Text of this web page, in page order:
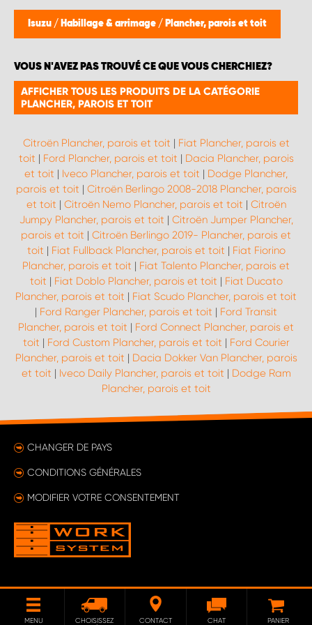
Isuzu / Habillage & arrimage / Plancher, parois et toit
VOUS N'AVEZ PAS TROUVÉ CE QUE VOUS CHERCHIEZ?
AFFICHER TOUS LES PRODUITS DE LA CATÉGORIE
PLANCHER, PAROIS ET TOIT
Citroën Plancher, parois et toit | Fiat Plancher, parois et
toit | Ford Plancher, parois et toit | Dacia Plancher, parois
et toit | Iveco Plancher, parois et toit | Dodge Plancher,
parois et toit | Citroën Berlingo 2008-2018 Plancher, parois
et toit | Citroën Nemo Plancher, parois et toit | Citroën
Jumpy Plancher, parois et toit | Citroën Jumper Plancher,
parois et toit | Citroën Berlingo 2019- Plancher, parois et
toit | Fiat Fullback Plancher, parois et toit | Fiat Fiorino
Plancher, parois et toit | Fiat Talento Plancher, parois et
toit | Fiat Doblo Plancher, parois et toit | Fiat Ducato
Plancher, parois et toit | Fiat Scudo Plancher, parois et toit
| Ford Ranger Plancher, parois et toit | Ford Transit
Plancher, parois et toit | Ford Connect Plancher, parois et
toit | Ford Custom Plancher, parois et toit | Ford Courier
Plancher, parois et toit | Dacia Dokker Van Plancher, parois
et toit | Iveco Daily Plancher, parois et toit | Dodge Ram
Plancher, parois et toit
CHANGER DE PAYS
CONDITIONS GÉNÉRALES
MODIFIER VOTRE CONSENTEMENT
MENU
CHOISISSEZ
CONTACT
WORK SYSTEM NAMUR
CHAT PANIER